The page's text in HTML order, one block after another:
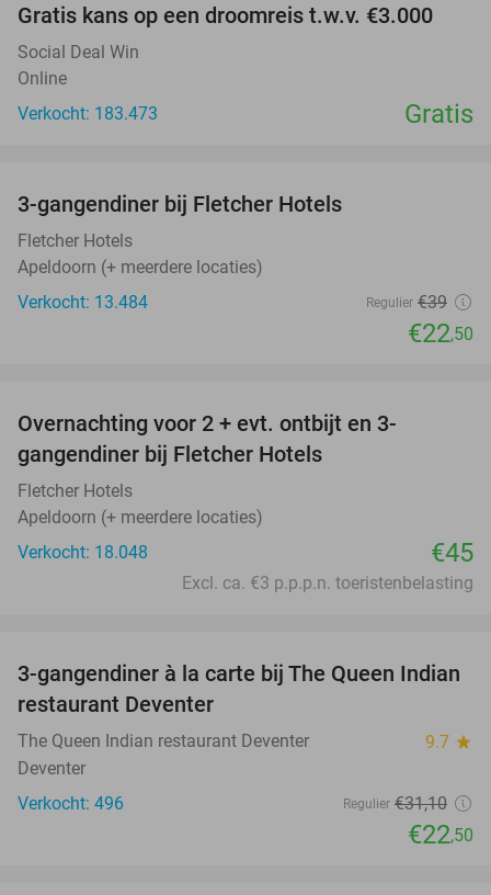
Gratis kans op een droomreis t.w.v. €3.000
Social Deal Win
Online
Verkocht: 183.473
Gratis
3-gangendiner bij Fletcher Hotels
Fletcher Hotels
Apeldoorn (+ meerdere locaties)
Verkocht: 13.484
Regulier €39
€22,50
Overnachting voor 2 + evt. ontbijt en 3-
gangendiner bij Fletcher Hotels
Fletcher Hotels
Apeldoorn (+ meerdere locaties)
Verkocht: 18.048
€45
Excl. ca. €3 p.p.p.n. toeristenbelasting
28%
3-gangendiner à la carte bij The Queen Indian
restaurant Deventer
The Queen Indian restaurant Deventer 9.7 star
Deventer
Verkocht: 496
Regulier €31,10
€22,50